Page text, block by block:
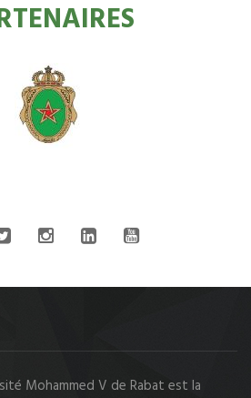
Mohammed V de Rabat est la